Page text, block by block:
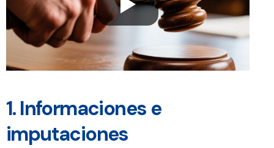
1. Informaciones e
imputaciones